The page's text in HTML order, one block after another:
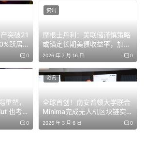
动漫、电影和音乐）的应用内购买，这
倡导者的反对
该提案一直受到批评。银行政策研究
能违反长期以来的商业与银行活动分离
户在其崩溃时的风险，并指出OCC的
型机构的测试。
进一步，认为批准Connectia“将创建
突破21
跃居
0
摩根士丹利：美联储谨慎策略
或锚定长期美债收益率，加密
市场迎来关键变量
2026 年 7 月 16 日 0
资讯
重塑，
也考慮
0
全球首创！南安普顿大学联合
Minima完成无人机区块链实时
写入测试
2026 年 3 月 6 日 0
资讯